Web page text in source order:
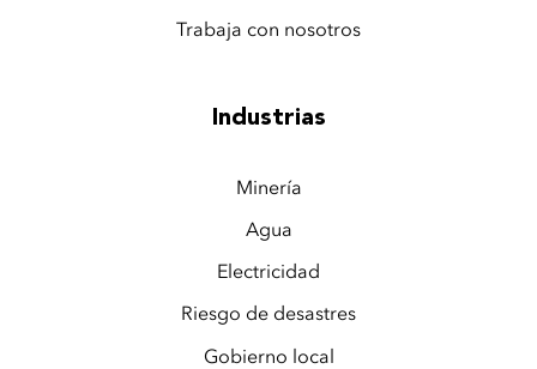
Trabaja con nosotros
Industrias
Minería
Agua
Electricidad
Riesgo de desastres
Gobierno local